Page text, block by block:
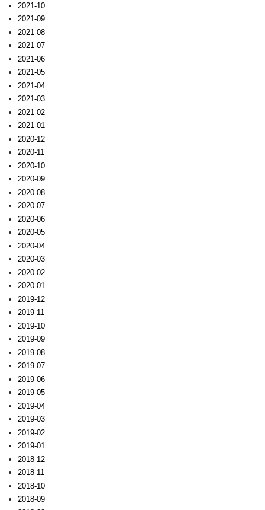
2021-10
2021-09
2021-08
2021-07
2021-06
2021-05
2021-04
2021-03
2021-02
2021-01
2020-12
2020-11
2020-10
2020-09
2020-08
2020-07
2020-06
2020-05
2020-04
2020-03
2020-02
2020-01
2019-12
2019-11
2019-10
2019-09
2019-08
2019-07
2019-06
2019-05
2019-04
2019-03
2019-02
2019-01
2018-12
2018-11
2018-10
2018-09